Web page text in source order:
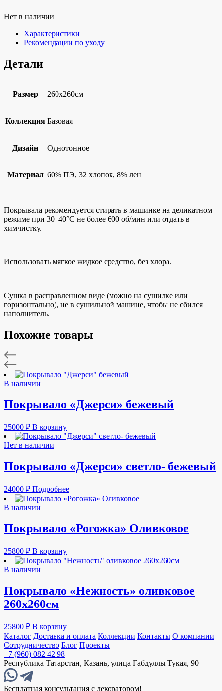
Нет в наличии
Характеристики
Рекомендации по уходу
Детали
Размер 260х260см
Коллекция Базовая
Дизайн Однотонное
Материал 60% ПЭ, 32 хлопок, 8% лен
Покрывала рекомендуется стирать в машинке на деликатном
режиме при 30–40°C не более 600 об/мин или отдать в
химчистку.
Использовать мягкое жидкое средство, без хлора.
Сушка в расправленном виде (можно на сушилке или
горизонтально), не в сушильной машине, чтобы не сбился
наполнитель.
Похожие товары
В наличии
Покрывало «Джерси» бежевый
25000 ₽ В корзину
Нет в наличии
Покрывало «Джерси» светло- бежевый
24000 ₽ Подробнее
В наличии
Покрывало «Рогожка» Оливковое
25800 ₽ В корзину
В наличии
Покрывало «Нежность» оливковое
260х260см
25800 ₽ В корзину
Каталог Доставка и оплата Коллекции Контакты О компании
Сотрудничество Блог Проекты
+7 (960) 082 42 98
Республика Татарстан, Казань, улица Габдуллы Тукая, 90
Бесплатная консультация с декоратором!